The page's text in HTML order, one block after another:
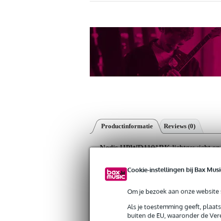
Cookie-instellingen bij Bax
Om je bezoek aan onze
Als je toestemming geeft,
buiten de EU, waaronder de
Productinformatie Reviews (0)
Nedis HPWD1101BK lichtgewicht
Servicebelofte
Bax Music Garantie: Op dit product
Op dit product krijg je 3 jaar Bax Music